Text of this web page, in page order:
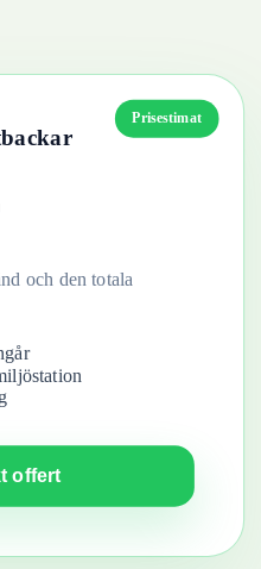
Prisestimat
och den totala
offert